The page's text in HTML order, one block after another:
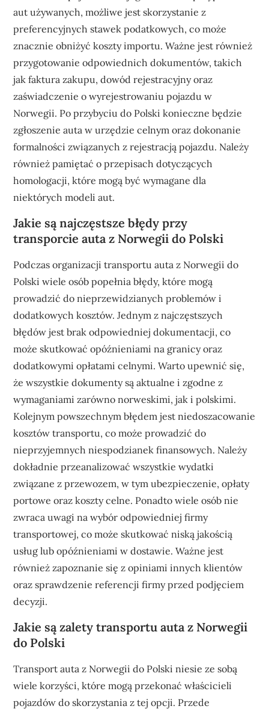
aut używanych, możliwe jest skorzystanie z
preferencyjnych stawek podatkowych, co może
znacznie obniżyć koszty importu. Ważne jest również
przygotowanie odpowiednich dokumentów, takich
jak faktura zakupu, dowód rejestracyjny oraz
zaświadczenie o wyrejestrowaniu pojazdu w
Norwegii. Po przybyciu do Polski konieczne będzie
zgłoszenie auta w urzędzie celnym oraz dokonanie
formalności związanych z rejestracją pojazdu. Należy
również pamiętać o przepisach dotyczących
homologacji, które mogą być wymagane dla
niektórych modeli aut.
Jakie są najczęstsze błędy przy
transporcie auta z Norwegii do Polski
Podczas organizacji transportu auta z Norwegii do
Polski wiele osób popełnia błędy, które mogą
prowadzić do nieprzewidzianych problemów i
dodatkowych kosztów. Jednym z najczęstszych
błędów jest brak odpowiedniej dokumentacji, co
może skutkować opóźnieniami na granicy oraz
dodatkowymi opłatami celnymi. Warto upewnić się,
że wszystkie dokumenty są aktualne i zgodne z
wymaganiami zarówno norweskimi, jak i polskimi.
Kolejnym powszechnym błędem jest niedoszacowanie
kosztów transportu, co może prowadzić do
nieprzyjemnych niespodzianek finansowych. Należy
dokładnie przeanalizować wszystkie wydatki
związane z przewozem, w tym ubezpieczenie, opłaty
portowe oraz koszty celne. Ponadto wiele osób nie
zwraca uwagi na wybór odpowiedniej firmy
transportowej, co może skutkować niską jakością
usług lub opóźnieniami w dostawie. Ważne jest
również zapoznanie się z opiniami innych klientów
oraz sprawdzenie referencji firmy przed podjęciem
decyzji.
Jakie są zalety transportu auta z Norwegii
do Polski
Transport auta z Norwegii do Polski niesie ze sobą
wiele korzyści, które mogą przekonać właścicieli
pojazdów do skorzystania z tej opcji. Przede